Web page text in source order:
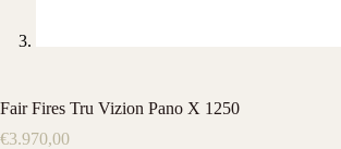
Fair Fires Tru Vizion Pano X 1250
€3.970,00